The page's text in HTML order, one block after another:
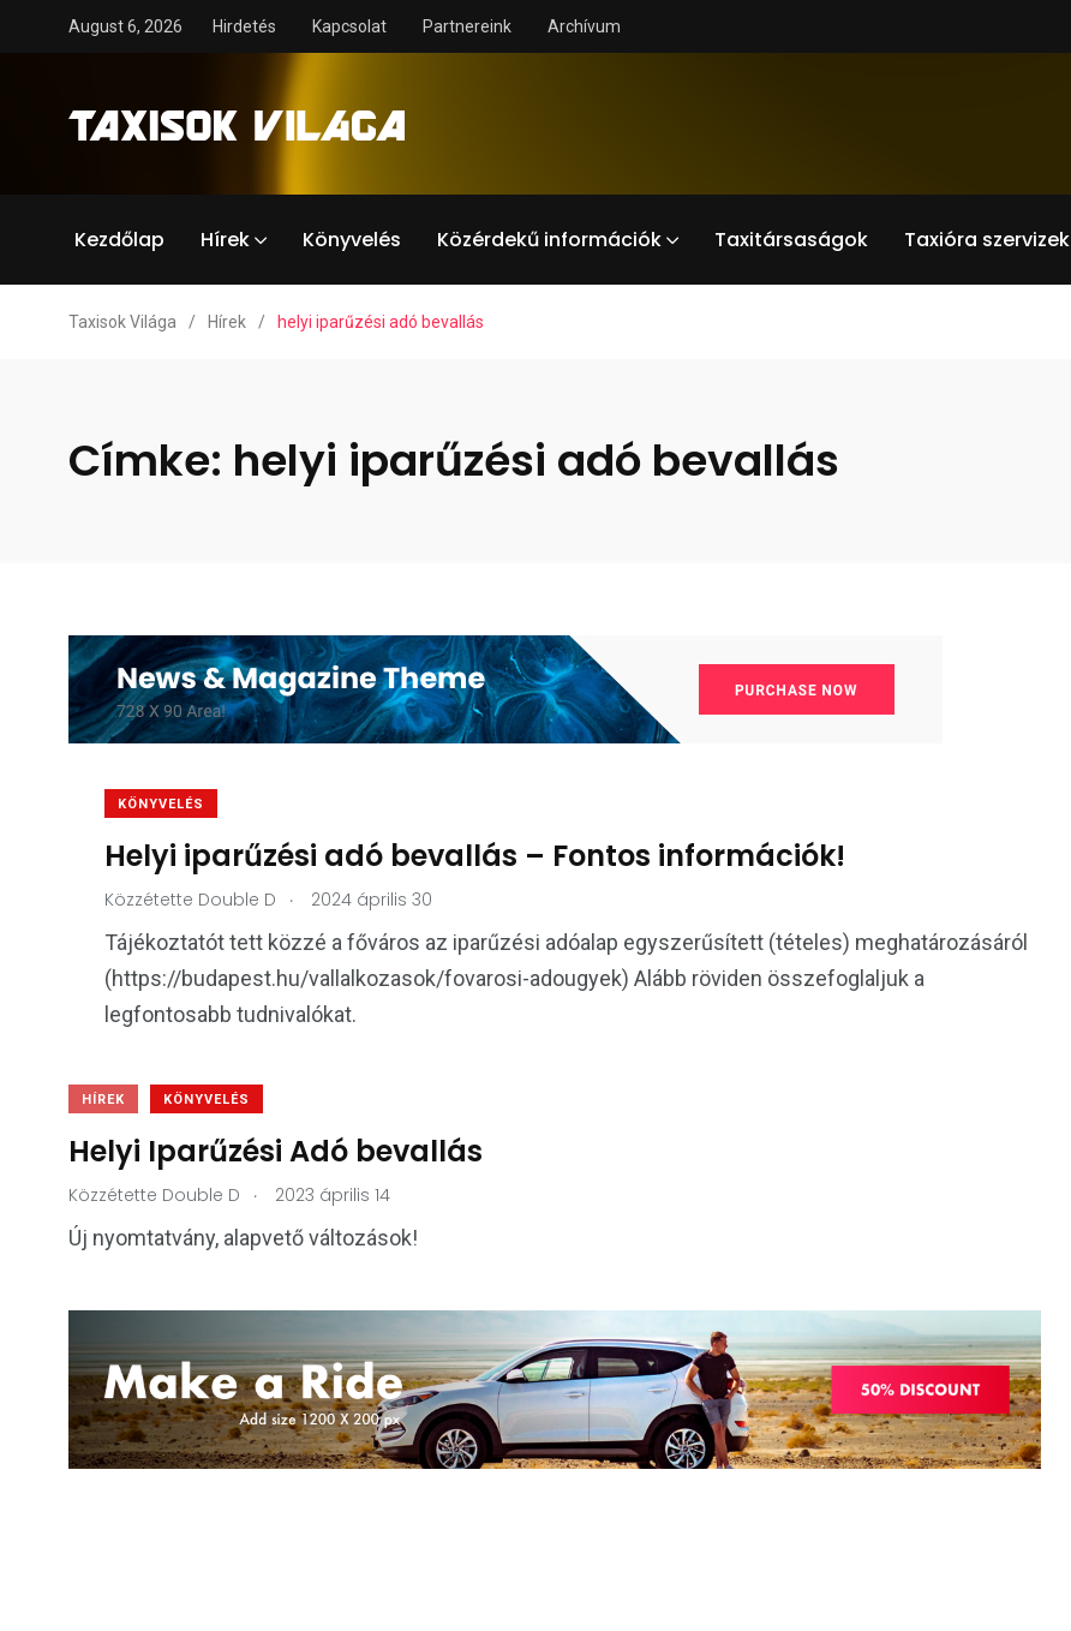
August 6, 2026 Hirdetés Kapcsolat Partnereink Archívum
Kezdőlap Hírek Könyvelés Közérdekű információk Taxitársaságok Taxióra szervizek
Taxisok Világa / Hírek / helyi iparűzési adó bevallás
Címke: helyi iparűzési adó bevallás
KÖNYVELÉS
Helyi iparűzési adó bevallás – Fontos információk!
Közzétette Double D . 2024 április 30
Tájékoztatót tett közzé a főváros az iparűzési adóalap egyszerűsített (tételes) meghatározásáról
(https://budapest.hu/vallalkozasok/fovarosi-adougyek) Alább röviden összefoglaljuk a
legfontosabb tudnivalókat.
HÍREK KÖNYVELÉS
Helyi Iparűzési Adó bevallás
Közzétette Double D . 2023 április 14
Új nyomtatvány, alapvető változások!